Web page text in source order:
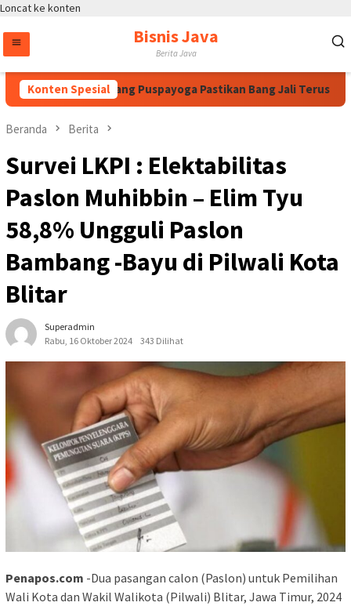
Loncat ke konten
Bisnis Java
Berita Java
Konten Spesial
Bintang Puspayoga Pastikan Bang Jali Terus Dikawal
Beranda Berita
Survei LKPI : Elektabilitas
Paslon Muhibbin – Elim Tyu
58,8% Ungguli Paslon
Bambang -Bayu di Pilwali Kota
Blitar
Superadmin
Rabu, 16 Oktober 2024
343 Dilihat
Penapos.com -Dua pasangan calon (Paslon) untuk Pemilihan
Wali Kota dan Wakil Walikota (Pilwali) Blitar, Jawa Timur, 2024